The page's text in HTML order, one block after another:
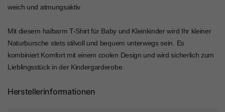
weich und atmungsaktiv
Mit diesem halbarm T-Shirt für Baby und Kleinkinder wird Ihr kleiner
Naturbursche stets stilvoll und bequem unterwegs sein. Es
kombiniert Komfort mit einem coolen Design und wird sicherlich zum
Lieblingsstück in der Kindergarderobe.
Herstellerinformationen